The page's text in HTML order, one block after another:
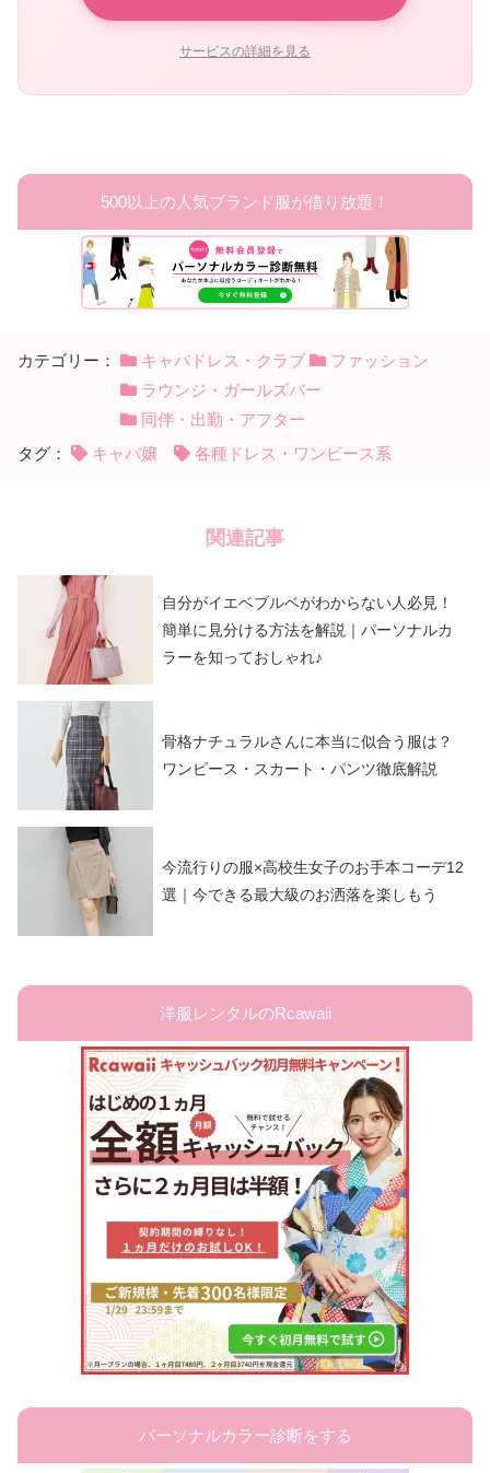
サービスの詳細を見る
500以上の人気ブランド服が借り放題！
カテゴリー： キャバドレス・クラブ
ファッション
ラウンジ・ガールズバー
同伴・出勤・アフター
タグ：
キャバ嬢 各種ドレス・ワンピース系
関連記事
自分がイエベブルベがわからない人必見！
簡単に見分ける方法を解説｜パーソナルカ
ラーを知っておしゃれ♪
骨格ナチュラルさんに本当に似合う服は？
ワンピース・スカート・パンツ徹底解説
今流行りの服×高校生女子のお手本コーデ12
選｜今できる最大級のお洒落を楽しもう
洋服レンタルのRcawaii
パーソナルカラー診断をする